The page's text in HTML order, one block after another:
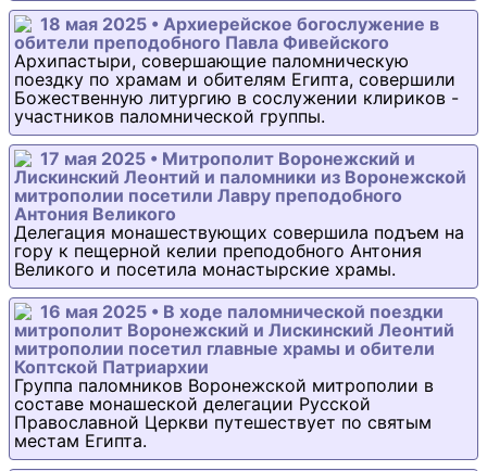
18 мая 2025 • Архиерейское богослужение в
обители преподобного Павла Фивейского
Архипастыри, совершающие паломническую
поездку по храмам и обителям Египта, совершили
Божественную литургию в сослужении клириков -
участников паломнической группы.
17 мая 2025 • Митрополит Воронежский и
Лискинский Леонтий и паломники из Воронежской
митрополии посетили Лавру преподобного
Антония Великого
Делегация монашествующих совершила подъем на
гору к пещерной келии преподобного Антония
Великого и посетила монастырские храмы.
16 мая 2025 • В ходе паломнической поездки
митрополит Воронежский и Лискинский Леонтий
митрополии посетил главные храмы и обители
Коптской Патриархии
Группа паломников Воронежской митрополии в
составе монашеской делегации Русской
Православной Церкви путешествует по святым
местам Египта.